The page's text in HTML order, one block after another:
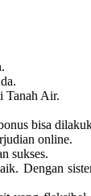
Tanah Air.
bisa
online.
sukses.
Dengan